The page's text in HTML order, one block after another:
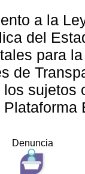
a la
del
para
de
sujetos
Plataforma
Denuncia